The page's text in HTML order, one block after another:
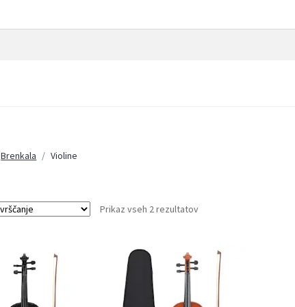
Brenkala / Violine
Prikaz vseh 2 rezultatov